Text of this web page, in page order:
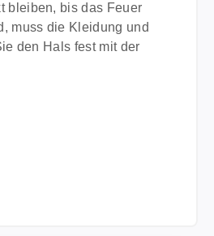
bleiben, bis das Feuer
muss die Kleidung und
den Hals fest mit der